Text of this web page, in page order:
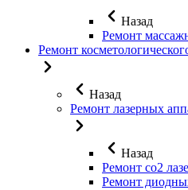
Назад
Ремонт
Ремонт
Назад
Ремонт лазерных
Назад
Ремонт co2
Ремонт